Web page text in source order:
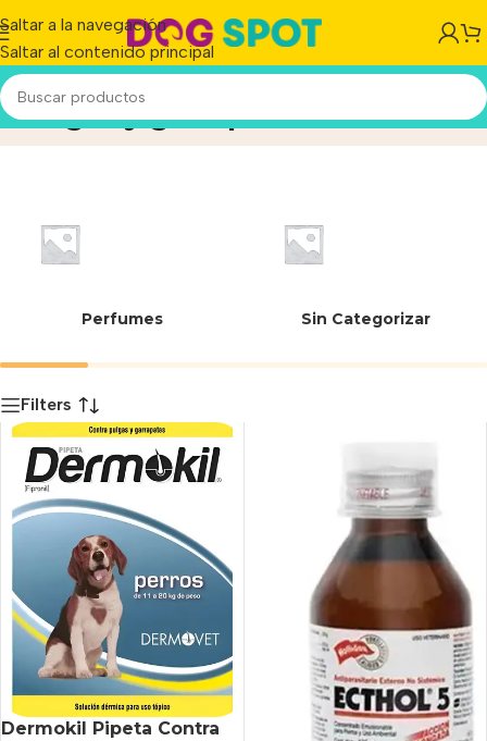
Saltar a la navegación
Saltar al contenido principal
Pulgas y garrapatasInicio/Producto
Perfumes Sin Categorizar
Filters
Dermokil Pipeta Contra